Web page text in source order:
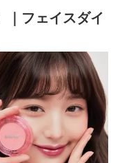
｜フェイスダイ